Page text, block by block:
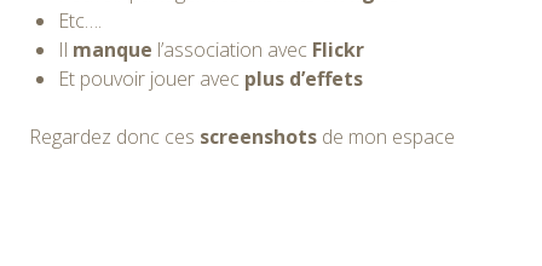
Etc….
Il manque l’association avec Flickr
Et pouvoir jouer avec plus d’effets
Regardez donc ces screenshots de mon espace